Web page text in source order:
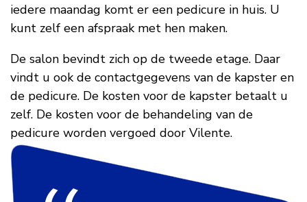
iedere maandag komt er een pedicure in huis. U
kunt zelf een afspraak met hen maken.
De salon bevindt zich op de tweede etage. Daar
vindt u ook de contactgegevens van de kapster en
de pedicure. De kosten voor de kapster betaalt u
zelf. De kosten voor de behandeling van de
pedicure worden vergoed door Vilente.